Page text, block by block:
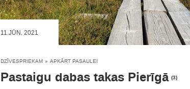
11.JŪN, 2021
DZĪVESPRIEKAM » APKĀRT PASAULEI
Pastaigu dabas takas Pierīgā (3)